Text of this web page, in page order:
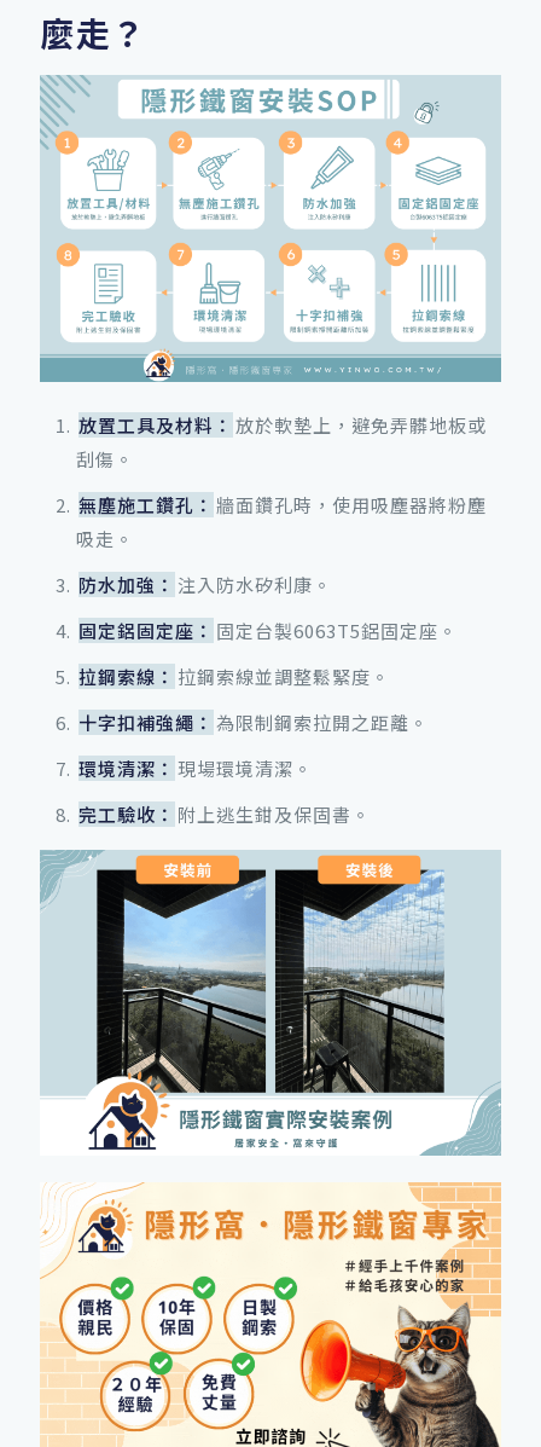
麼走？
放置工具及材料： 放於軟墊上，避免弄髒地板或
刮傷。
無塵施工鑽孔： 牆面鑽孔時，使用吸塵器將粉塵
吸走。
防水加強： 注入防水矽利康。
固定鋁固定座： 固定台製6063T5鋁固定座。
拉鋼索線： 拉鋼索線並調整鬆緊度。
十字扣補強繩： 為限制鋼索拉開之距離。
環境清潔： 現場環境清潔。
完工驗收： 附上逃生鉗及保固書。